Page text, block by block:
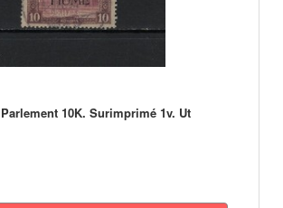
10K. Surimprimé 1v. Ut